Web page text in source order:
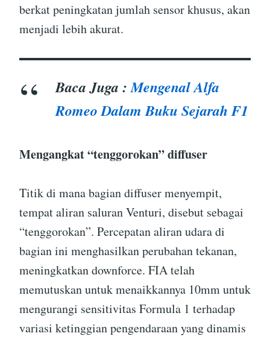
berkat peningkatan jumlah sensor khusus, akan
menjadi lebih akurat.
Baca Juga :Mengenal Alfa
Romeo Dalam Buku Sejarah F1
Mengangkat “tenggorokan” diffuser
Titik di mana bagian diffuser menyempit,
tempat aliran saluran Venturi, disebut sebagai
“tenggorokan”. Percepatan aliran udara di
bagian ini menghasilkan perubahan tekanan,
meningkatkan downforce. FIA telah
memutuskan untuk menaikkannya 10mm untuk
mengurangi sensitivitas Formula 1 terhadap
variasi ketinggian pengendaraan yang dinamis